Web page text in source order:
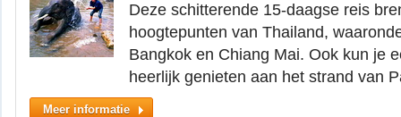
Deze schitterende 15-daagse reis
hoogtepunten van Thailand,
Bangkok en Chiang Mai. Ook kun je
heerlijk genieten aan het strand van
Meer informatie